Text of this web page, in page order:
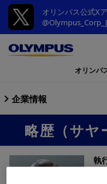
オリンパス公式X
オリンパ
企業情報
略歴（サヤ
執